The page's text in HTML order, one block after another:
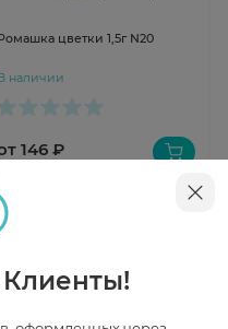
цветки 1,5г N20
наличии
146 ₽